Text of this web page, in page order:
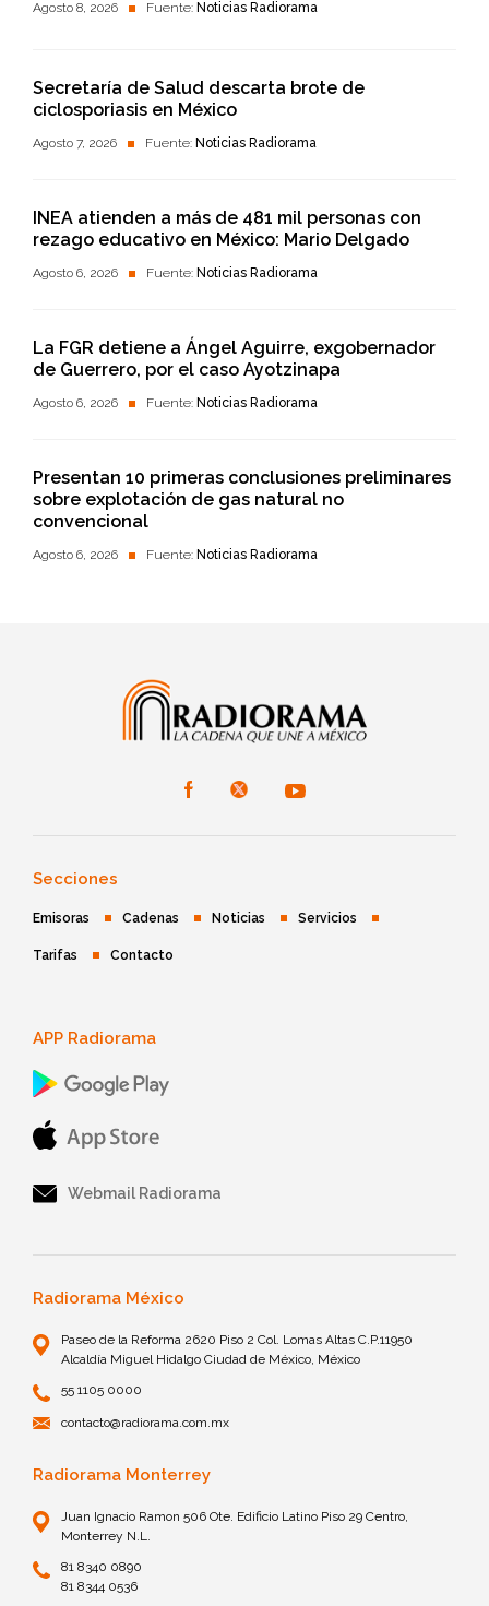
Agosto 8, 2026 Fuente: Noticias Radiorama
Secretaría de Salud descarta brote de
ciclosporiasis en México
Agosto 7, 2026 Fuente: Noticias Radiorama
INEA atienden a más de 481 mil personas con
rezago educativo en México: Mario Delgado
Agosto 6, 2026 Fuente: Noticias Radiorama
La FGR detiene a Ángel Aguirre, exgobernador
de Guerrero, por el caso Ayotzinapa
Agosto 6, 2026 Fuente: Noticias Radiorama
Presentan 10 primeras conclusiones preliminares
sobre explotación de gas natural no
convencional
Agosto 6, 2026 Fuente: Noticias Radiorama
Secciones
Emisoras Cadenas Noticias Servicios
Tarifas Contacto
APP Radiorama
Webmail Radiorama
Radiorama México
Paseo de la Reforma 2620 Piso 2 Col. Lomas Altas C.P.11950
Alcaldía Miguel Hidalgo Ciudad de México, México
55 1105 0000
contacto@radiorama.com.mx
Radiorama Monterrey
Juan Ignacio Ramon 506 Ote. Edificio Latino Piso 29 Centro,
Monterrey N.L.
81 8340 0890
81 8344 0536